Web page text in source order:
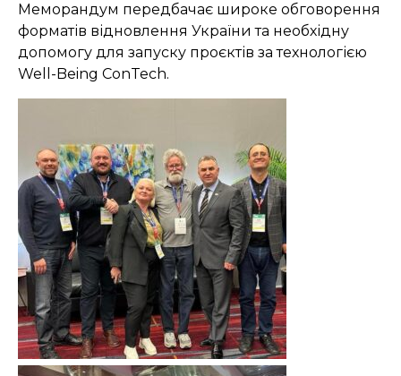
Меморандум передбачає широке обговорення
форматів відновлення України та необхідну
допомогу для запуску проєктів за технологією
Well-Being ConTech.